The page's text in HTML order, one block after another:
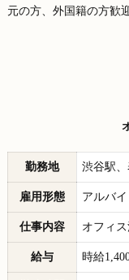
元の方、外国籍の方歓
勤務地 渋谷駅
雇用形態 アルバ
仕事内容 オフィ
給与 時給